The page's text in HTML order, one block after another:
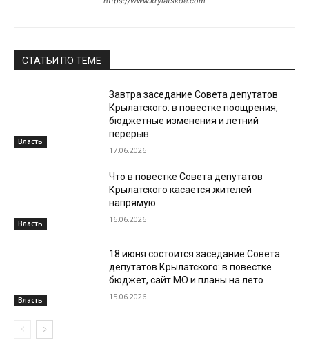
СТАТЬИ ПО ТЕМЕ
Власть
Завтра заседание Совета депутатов
Крылатского: в повестке поощрения,
бюджетные изменения и летний
перерыв
17.06.2026
Власть
Что в повестке Совета депутатов
Крылатского касается жителей
напрямую
16.06.2026
Власть
18 июня состоится заседание Совета
депутатов Крылатского: в повестке
бюджет, сайт МО и планы на лето
15.06.2026